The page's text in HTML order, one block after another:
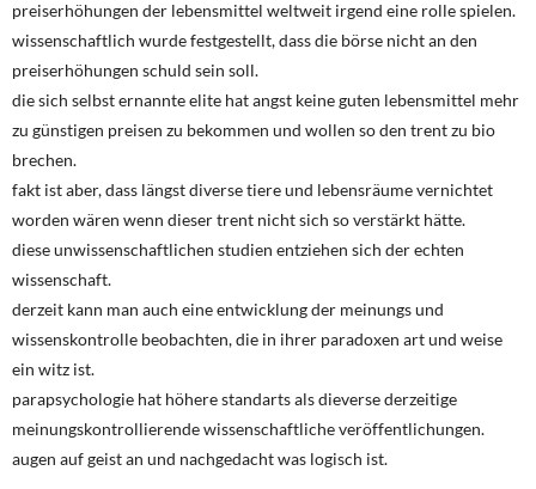
preiserhöhungen der lebensmittel weltweit irgend eine rolle spielen.
wissenschaftlich wurde festgestellt, dass die börse nicht an den
preiserhöhungen schuld sein soll.
die sich selbst ernannte elite hat angst keine guten lebensmittel mehr
zu günstigen preisen zu bekommen und wollen so den trent zu bio
brechen.
fakt ist aber, dass längst diverse tiere und lebensräume vernichtet
worden wären wenn dieser trent nicht sich so verstärkt hätte.
diese unwissenschaftlichen studien entziehen sich der echten
wissenschaft.
derzeit kann man auch eine entwicklung der meinungs und
wissenskontrolle beobachten, die in ihrer paradoxen art und weise
ein witz ist.
parapsychologie hat höhere standarts als dieverse derzeitige
meinungskontrollierende wissenschaftliche veröffentlichungen.
augen auf geist an und nachgedacht was logisch ist.